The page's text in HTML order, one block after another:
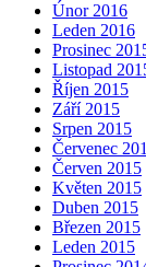
Únor 2016
Leden 2016
Prosinec
Listopad
Říjen 2015
Září 2015
Srpen 2015
Červenec
Červen 2015
Květen 2015
Duben 2015
Březen 2015
Leden 2015